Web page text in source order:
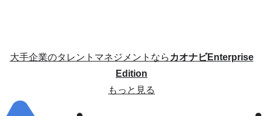
大手企業のタレントマネジメントならカオナビEnterprise
Edition
もっと見る